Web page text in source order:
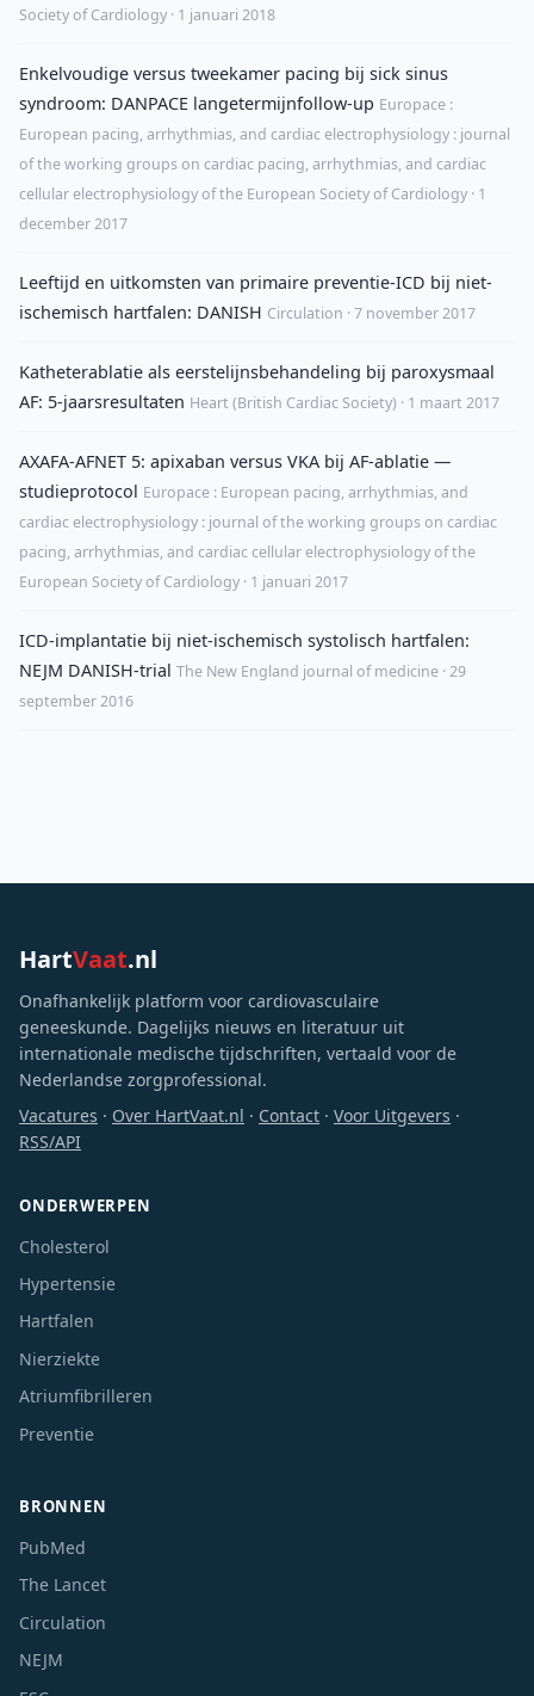
Society of Cardiology · 1 januari 2018
Enkelvoudige versus tweekamer pacing bij sick sinus
syndroom: DANPACE langetermijnfollow-up Europace :
European pacing, arrhythmias, and cardiac electrophysiology : journal
of the working groups on cardiac pacing, arrhythmias, and cardiac
cellular electrophysiology of the European Society of Cardiology · 1
december 2017
Leeftijd en uitkomsten van primaire preventie-ICD bij niet-
ischemisch hartfalen: DANISH Circulation · 7 november 2017
Katheterablatie als eerstelijnsbehandeling bij paroxysmaal
AF: 5-jaarsresultaten Heart (British Cardiac Society) · 1 maart 2017
AXAFA-AFNET 5: apixaban versus VKA bij AF-ablatie —
studieprotocol Europace : European pacing, arrhythmias, and
cardiac electrophysiology : journal of the working groups on cardiac
pacing, arrhythmias, and cardiac cellular electrophysiology of the
European Society of Cardiology · 1 januari 2017
ICD-implantatie bij niet-ischemisch systolisch hartfalen:
NEJM DANISH-trial The New England journal of medicine · 29
september 2016
HartVaat.nl
Onafhankelijk platform voor cardiovasculaire
geneeskunde. Dagelijks nieuws en literatuur uit
internationale medische tijdschriften, vertaald voor de
Nederlandse zorgprofessional.
Vacatures · Over HartVaat.nl · Contact · Voor Uitgevers ·
RSS/API
ONDERWERPEN
Cholesterol
Hypertensie
Hartfalen
Nierziekte
Atriumfibrilleren
Preventie
BRONNEN
PubMed
The Lancet
Circulation
NEJM